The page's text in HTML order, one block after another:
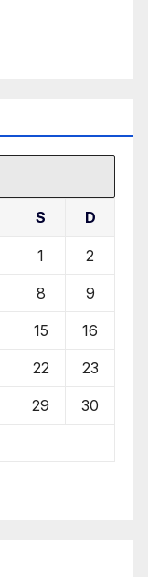
S D
1 2
8 9
15 16
22 23
29 30